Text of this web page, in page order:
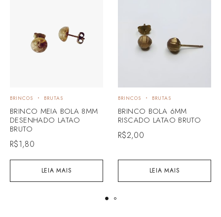
LEIA MAIS
BRINCOS BRUTAS
BRINCO MEIA BOLA 8MM
DESENHADO LATAO
BRUTO
R$1,80
LEIA MAIS
BRINCOS BRUTAS
BRINCO BOLA 6MM
RISCADO LATAO BRUTO
R$2,00